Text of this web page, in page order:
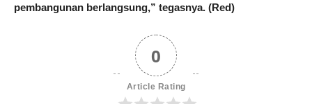
pembangunan berlangsung,” tegasnya. (Red)
0
Article Rating